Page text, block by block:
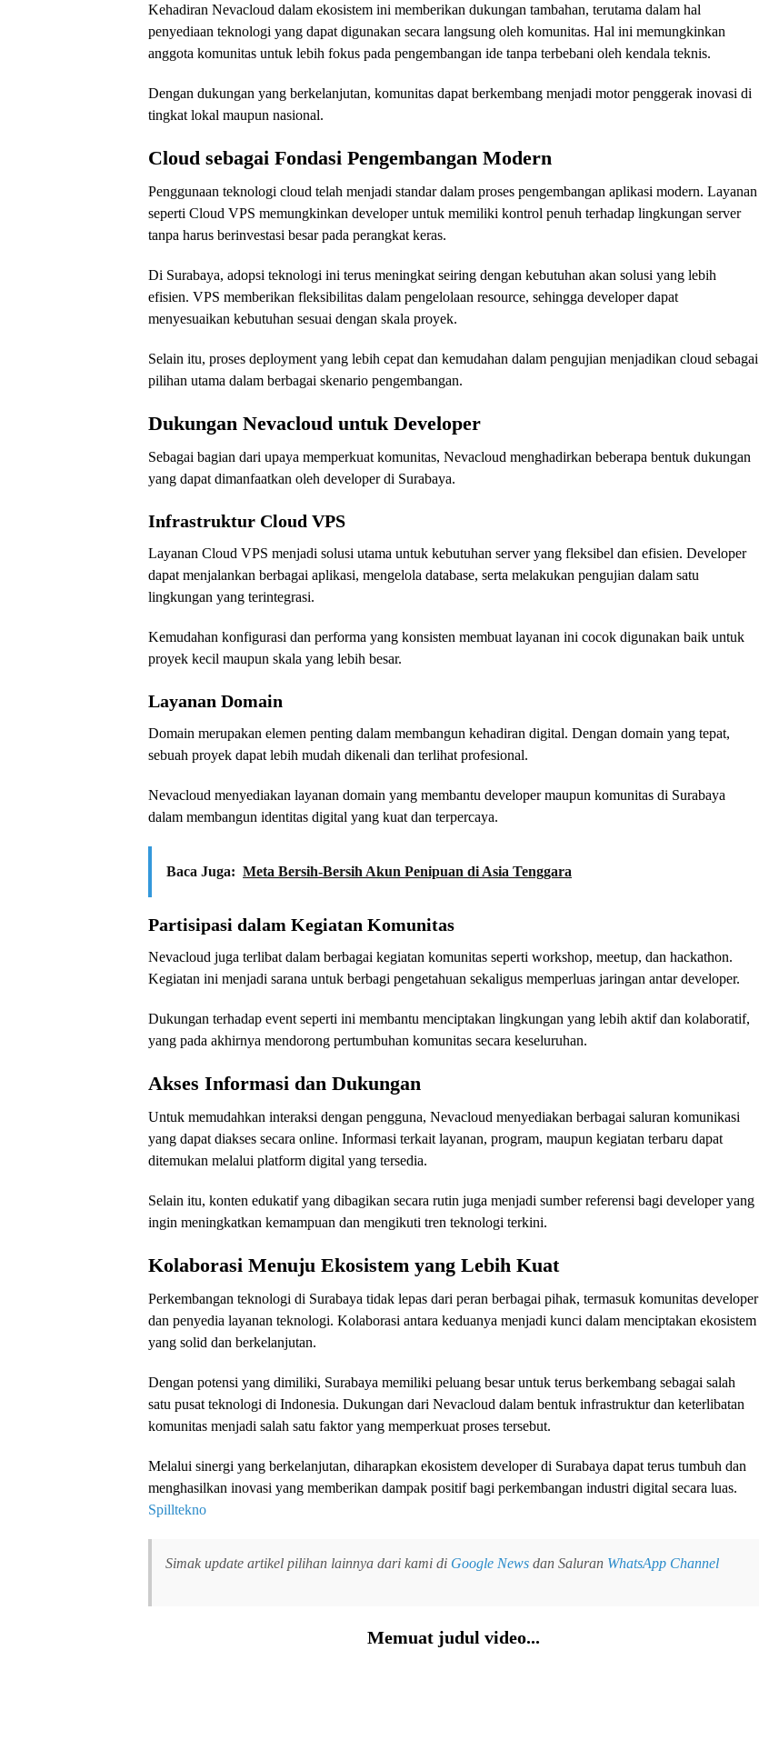
Kehadiran Nevacloud dalam ekosistem ini memberikan dukungan tambahan, terutama dalam hal
penyediaan teknologi yang dapat digunakan secara langsung oleh komunitas. Hal ini memungkinkan
anggota komunitas untuk lebih fokus pada pengembangan ide tanpa terbebani oleh kendala teknis.
Dengan dukungan yang berkelanjutan, komunitas dapat berkembang menjadi motor penggerak inovasi di
tingkat lokal maupun nasional.
Cloud sebagai Fondasi Pengembangan Modern
Penggunaan teknologi cloud telah menjadi standar dalam proses pengembangan aplikasi modern. Layanan
seperti Cloud VPS memungkinkan developer untuk memiliki kontrol penuh terhadap lingkungan server
tanpa harus berinvestasi besar pada perangkat keras.
Di Surabaya, adopsi teknologi ini terus meningkat seiring dengan kebutuhan akan solusi yang lebih
efisien. VPS memberikan fleksibilitas dalam pengelolaan resource, sehingga developer dapat
menyesuaikan kebutuhan sesuai dengan skala proyek.
Selain itu, proses deployment yang lebih cepat dan kemudahan dalam pengujian menjadikan cloud sebagai
pilihan utama dalam berbagai skenario pengembangan.
Dukungan Nevacloud untuk Developer
Sebagai bagian dari upaya memperkuat komunitas, Nevacloud menghadirkan beberapa bentuk dukungan
yang dapat dimanfaatkan oleh developer di Surabaya.
Infrastruktur Cloud VPS
Layanan Cloud VPS menjadi solusi utama untuk kebutuhan server yang fleksibel dan efisien. Developer
dapat menjalankan berbagai aplikasi, mengelola database, serta melakukan pengujian dalam satu
lingkungan yang terintegrasi.
Kemudahan konfigurasi dan performa yang konsisten membuat layanan ini cocok digunakan baik untuk
proyek kecil maupun skala yang lebih besar.
Layanan Domain
Domain merupakan elemen penting dalam membangun kehadiran digital. Dengan domain yang tepat,
sebuah proyek dapat lebih mudah dikenali dan terlihat profesional.
Nevacloud menyediakan layanan domain yang membantu developer maupun komunitas di Surabaya
dalam membangun identitas digital yang kuat dan terpercaya.
Baca Juga: Meta Bersih-Bersih Akun Penipuan di Asia Tenggara
Partisipasi dalam Kegiatan Komunitas
Nevacloud juga terlibat dalam berbagai kegiatan komunitas seperti workshop, meetup, dan hackathon.
Kegiatan ini menjadi sarana untuk berbagi pengetahuan sekaligus memperluas jaringan antar developer.
Dukungan terhadap event seperti ini membantu menciptakan lingkungan yang lebih aktif dan kolaboratif,
yang pada akhirnya mendorong pertumbuhan komunitas secara keseluruhan.
Akses Informasi dan Dukungan
Untuk memudahkan interaksi dengan pengguna, Nevacloud menyediakan berbagai saluran komunikasi
yang dapat diakses secara online. Informasi terkait layanan, program, maupun kegiatan terbaru dapat
ditemukan melalui platform digital yang tersedia.
Selain itu, konten edukatif yang dibagikan secara rutin juga menjadi sumber referensi bagi developer yang
ingin meningkatkan kemampuan dan mengikuti tren teknologi terkini.
Kolaborasi Menuju Ekosistem yang Lebih Kuat
Perkembangan teknologi di Surabaya tidak lepas dari peran berbagai pihak, termasuk komunitas developer
dan penyedia layanan teknologi. Kolaborasi antara keduanya menjadi kunci dalam menciptakan ekosistem
yang solid dan berkelanjutan.
Dengan potensi yang dimiliki, Surabaya memiliki peluang besar untuk terus berkembang sebagai salah
satu pusat teknologi di Indonesia. Dukungan dari Nevacloud dalam bentuk infrastruktur dan keterlibatan
komunitas menjadi salah satu faktor yang memperkuat proses tersebut.
Melalui sinergi yang berkelanjutan, diharapkan ekosistem developer di Surabaya dapat terus tumbuh dan
menghasilkan inovasi yang memberikan dampak positif bagi perkembangan industri digital secara luas.
Spilltekno
Simak update artikel pilihan lainnya dari kami di Google News dan Saluran WhatsApp Channel
Memuat judul video...